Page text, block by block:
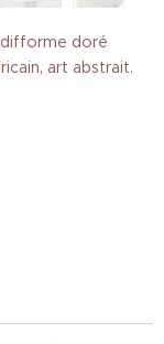
doré
art abstrait.